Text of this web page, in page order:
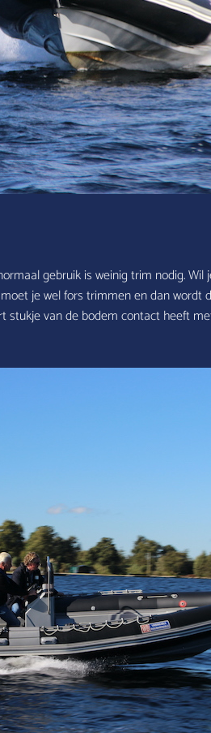
gebruik is weinig trim nodig.
je wel fors trimmen en dan wordt
van de bodem contact heeft